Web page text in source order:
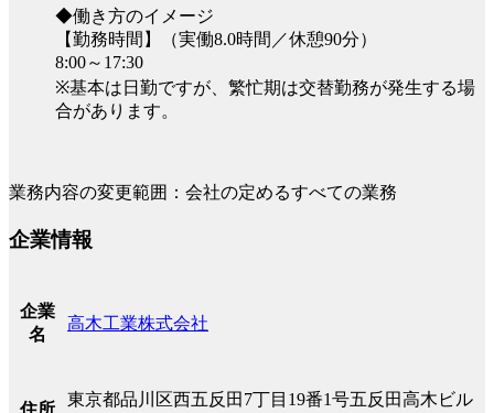
◆働き方のイメージ
【勤務時間】（実働8.0時間／休憩90分）
8:00～17:30
※基本は日勤ですが、繁忙期は交替勤務が発生する場
合があります。
業務内容の変更範囲：会社の定めるすべての業務
企業情報
企業
名
高木工業株式会社
東京都品川区西五反田7丁目19番1号五反田高木ビル